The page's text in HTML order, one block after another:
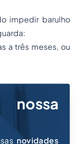
impedir barulho
a três meses, ou
novidades